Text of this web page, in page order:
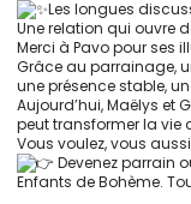
Les longues
Une relation qui ouvre
Merci à Pavo pour ses
Grâce au parrainage,
une présence stable,
Aujourd’hui, Maëlys et
peut transformer la vie
Vous voulez, vous
Devenez parrain
Enfants de Bohème.